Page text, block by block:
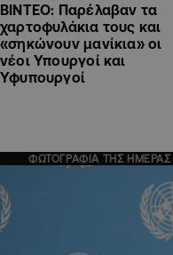
ΒΙΝΤΕΟ: Παρέλαβαν τα
χαρτοφυλάκια τους και
«σηκώνουν μανίκια» οι
νέοι Υπουργοί και
Υφυπουργοί
ΦΩΤΟΓΡΑΦΙΑ ΤΗΣ ΗΜΕΡΑΣ